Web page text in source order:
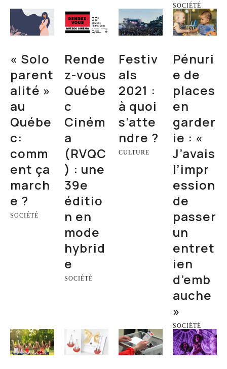
SOCIÉTÉ
« Solo
parent
alité »
au
Québe
c:
comm
ent ça
march
e ?
SOCIÉTÉ
Rende
z-vous
Québe
c
Ciném
a
(RVQC
) : une
39e
éditio
n en
mode
hybrid
e
SOCIÉTÉ
Festiv
als
2021 :
à quoi
s’atte
ndre ?
CULTURE
Pénuri
e de
places
en
garder
ie : «
J’avais
l’impr
ession
de
passer
un
entret
ien
d’emb
auche
»
SOCIÉTÉ